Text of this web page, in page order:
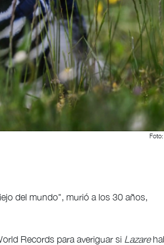
del mundo", murió a los 30 años,
Records para averiguar si Lazare